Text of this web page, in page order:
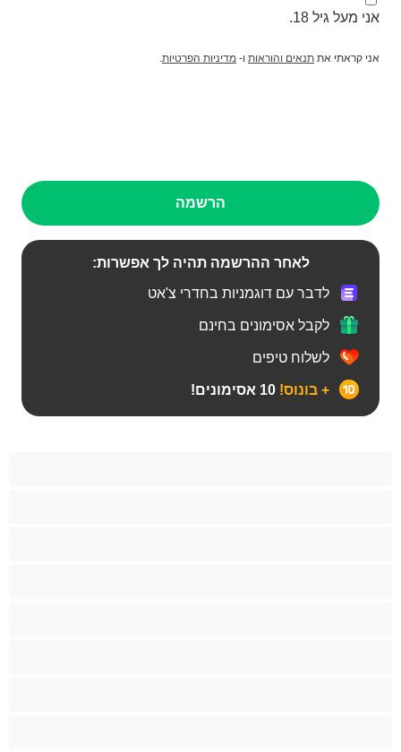
אני מעל גיל 18.
אני קראתי את תנאים והוראות ו- מדיניות הפרטיות.
הרשמה
לאחר ההרשמה תהיה לך אפשרות:
לדבר עם דוגמניות בחדרי צ'אט
לקבל אסימונים בחינם
לשלוח טיפים
+ בונוס!